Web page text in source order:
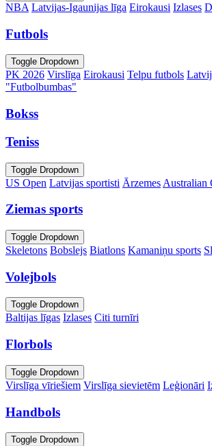
NBA Latvijas-Igaunijas līga Eirokausi Izlases
Futbols
Toggle Dropdown
PK 2026 Virslīga Eirokausi Telpu futbols
"Futbolbumbas"
Bokss
Teniss
Toggle Dropdown
US Open Latvijas sportisti Ārzemes Australian
Ziemas sports
Toggle Dropdown
Skeletons Bobslejs Biatlons Kamaniņu sports
Volejbols
Toggle Dropdown
Baltijas līgas Izlases Citi turnīri
Florbols
Toggle Dropdown
Virslīga vīriešiem Virslīga sievietēm Leģionāri
Handbols
Toggle Dropdown